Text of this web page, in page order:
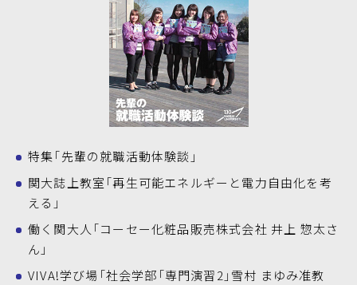
特集「先輩の就職活動体験談」
関大誌上教室「再生可能エネルギーと電力自由化を考
える」
働く関大人「コーセー化粧品販売株式会社 井上 惣太さ
ん」
VIVA!学び場「社会学部「専門演習2」雪村 まゆみ准教